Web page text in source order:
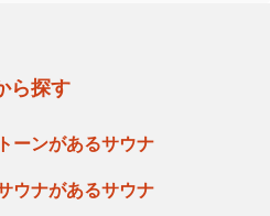
ら探す
ーンがあるサウナ
ウナがあるサウナ